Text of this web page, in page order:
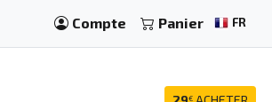
Compte Panier FR
€